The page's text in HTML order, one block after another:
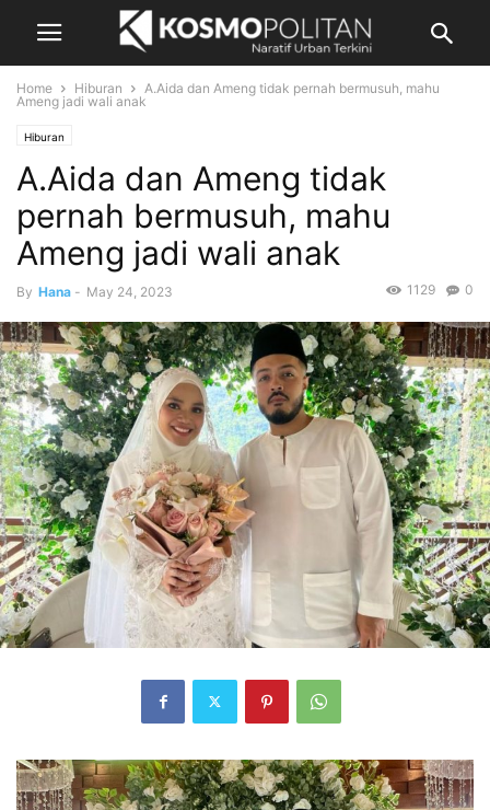
Home Hiburan
A.Aida dan Ameng tidak pernah bermusuh, mahu
Ameng jadi wali anak
Hiburan
A.Aida dan Ameng tidak
pernah bermusuh, mahu
Ameng jadi wali anak
By Hana - May 24, 2023 0
1129